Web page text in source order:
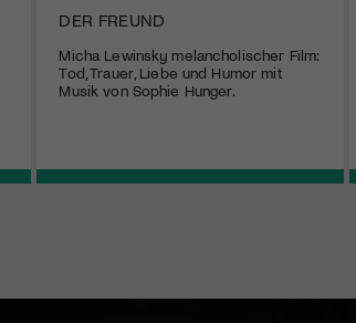
DER FREUND
Micha Lewinsky melancholischer Film:
Tod, Trauer, Liebe und Humor mit
Musik von Sophie Hunger.